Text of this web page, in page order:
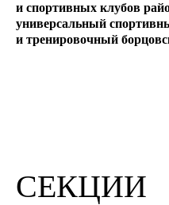
и спортивных клубов
универсальный
и тренировочный
СЕКЦИИ